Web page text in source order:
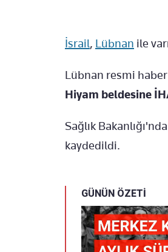
İsrail, Lübnan ile
Lübnan resmi
Hiyam beldesine
Sağlık
kaydedildi.
GÜNÜN ÖZETİ